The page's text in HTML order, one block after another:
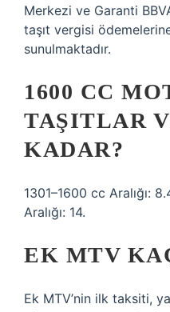
Merkezi ve Garanti
taşıt vergisi
sunulmaktadır.
1600 CC
TAŞITLAR
KADAR?
1301–1600 cc Aralığı:
Aralığı: 14.
EK MTV
Ek MTV’nin ilk taksiti,